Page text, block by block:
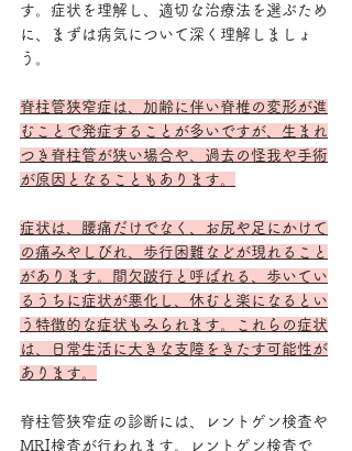
す。症状を理解し、適切な治療法を選ぶため
に、まずは病気について深く理解しましょ
う。
脊柱管狭窄症は、加齢に伴い脊椎の変形が進
むことで発症することが多いですが、生まれ
つき脊柱管が狭い場合や、過去の怪我や手術
が原因となることもあります。
症状は、腰痛だけでなく、お尻や足にかけて
の痛みやしびれ、歩行困難などが現れること
があります。間欠跛行と呼ばれる、歩いてい
るうちに症状が悪化し、休むと楽になるとい
う特徴的な症状もみられます。これらの症状
は、日常生活に大きな支障をきたす可能性が
あります。
脊柱管狭窄症の診断には、レントゲン検査や
MRI検査が行われます。レントゲン検査で